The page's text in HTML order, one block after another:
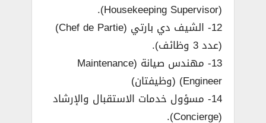
(Housekeeping Supervisor).
12- الشيف دي بارتي (Chef de Partie)
(عدد 3 وظائف).
13- مهندس صيانة (Maintenance
Engineer) (وظيفتان)
14- مسؤول خدمات الاستقبال والإرشاد
(Concierge).